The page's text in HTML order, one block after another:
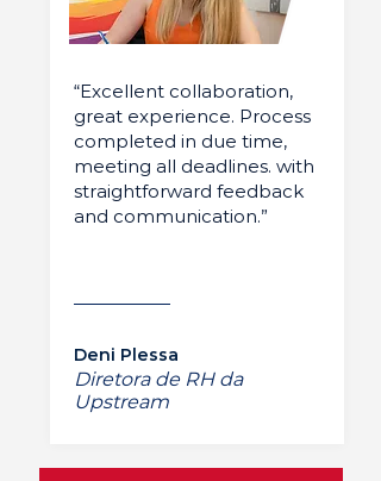
“Excellent collaboration,
great experience. Process
completed in due time,
meeting all deadlines. with
straightforward feedback
and communication.”
Deni Plessa
Diretora de RH da
Upstream